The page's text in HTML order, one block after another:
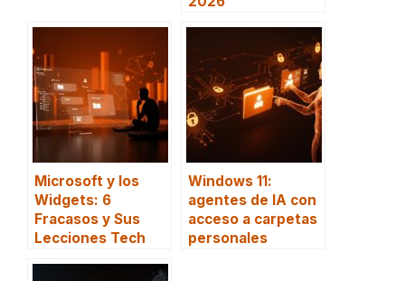
Microsoft y los
Widgets: 6
Fracasos y Sus
Lecciones Tech
Windows 11:
agentes de IA con
acceso a carpetas
personales